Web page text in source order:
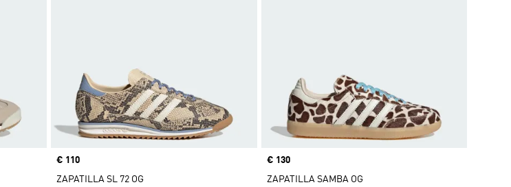
Precio
€ 110
ZAPATILLA SL 72 OG
Precio
€ 130
ZAPATILLA SAMBA OG